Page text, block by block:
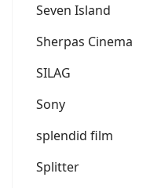
Seven Island
Sherpas Cinema
SILAG
Sony
splendid film
Splitter